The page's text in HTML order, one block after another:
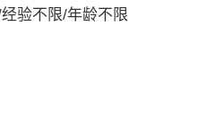
验不限/年龄不限